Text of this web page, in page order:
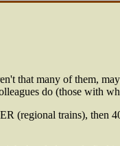
that many of them,
do (those with
(regional trains), then